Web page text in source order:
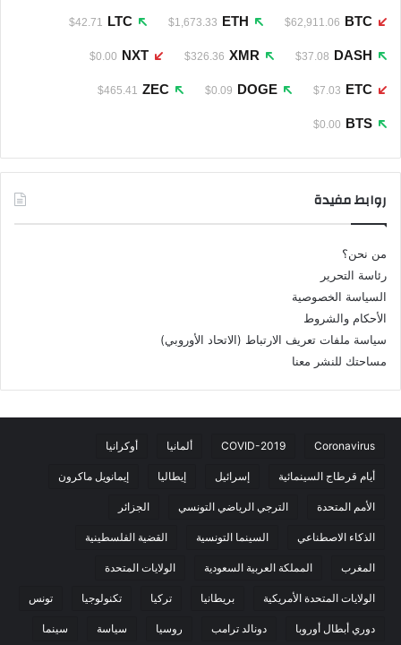
BTC
$62,911.06
ETH
$1,673.33
LTC
$42.71
DASH
$37.08
XMR
$326.36
NXT
$0.00
ETC
$7.03
DOGE
$0.09
ZEC
$465.41
BTS
$0.00
روابط مفيدة
من نحن؟
رئاسة التحرير
السياسة الخصوصية
الأحكام والشروط
سياسة ملفات تعريف الارتباط (الاتحاد الأوروبي)
مساحتك للنشر معنا
Coronavirus
COVID-2019 ألمانيا أوكرانيا
أيام قرطاج السينمائية إسرائيل إيطاليا إيمانويل ماكرون
الأمم المتحدة الترجي الرياضي التونسي الجزائر
الذكاء الاصطناعي السينما التونسية القضية الفلسطينية
المغرب المملكة العربية السعودية الولايات المتحدة
الولايات المتحدة الأمريكية بريطانيا تركيا تكنولوجيا تونس
دوري أبطال أوروبا دونالد ترامب روسيا سياسة سينما